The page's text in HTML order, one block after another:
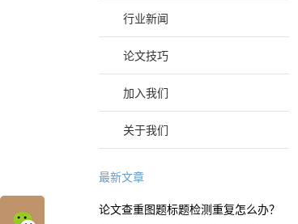
行业新闻
论文技巧
加入我们
关于我们
最新文章
论文查重图题标题检测重复怎么办？